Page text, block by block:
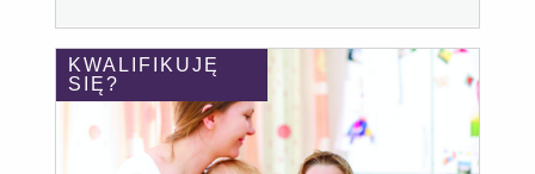
KWALIFIKUJĘ
SIĘ?